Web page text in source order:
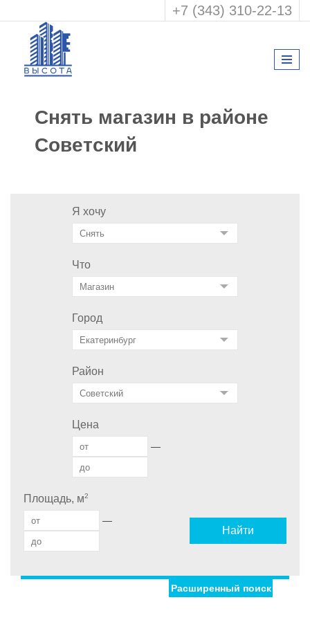
+7 (343) 310-22-13
Снять магазин в районе
Советский
Я хочу
Что
Город
Район
Цена
—
Площадь, м2
—
Найти
Дом С фото
Расширенный поиск